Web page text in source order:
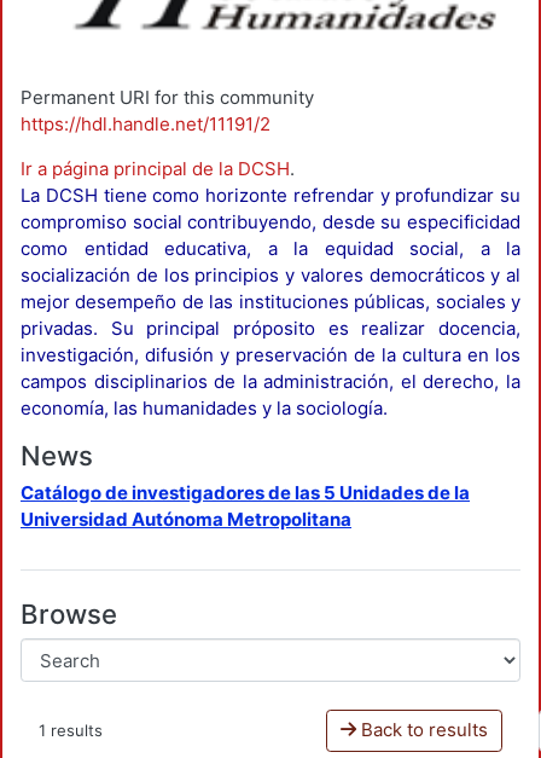
Permanent URI for this community
https://hdl.handle.net/11191/2
Ir a página principal de la DCSH.
La DCSH tiene como horizonte refrendar y profundizar su
compromiso social contribuyendo, desde su especificidad
como entidad educativa, a la equidad social, a la
socialización de los principios y valores democráticos y al
mejor desempeño de las instituciones públicas, sociales y
privadas. Su principal próposito es realizar docencia,
investigación, difusión y preservación de la cultura en los
campos disciplinarios de la administración, el derecho, la
economía, las humanidades y la sociología.
News
Catálogo de investigadores de las 5 Unidades de la
Universidad Autónoma Metropolitana
Browse
1 results Back to results